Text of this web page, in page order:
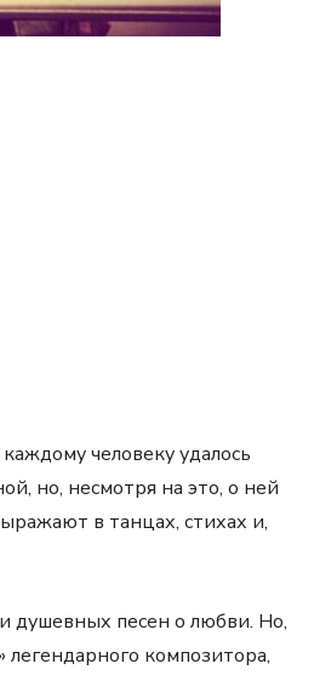
человеку удалось
но, несмотря на это, о ней
в танцах, стихах и,
душевных песен о любви. Но,
композитора,